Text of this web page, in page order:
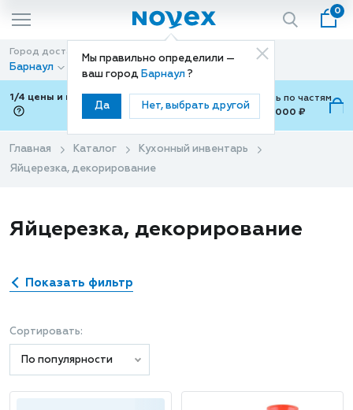
Мы правильно определили —
ваш город Барнаул ?
Да Нет, выбрать другой
0
Город доставки
Барнаул
Способ доставки
Доставка
1/4 цены и покупки ваши с Подели
Можно оплатить по частям
от 700 ₽ до 15,000 ₽
Главная Каталог
Кухонный инвентарь
Яйцерезка, декорирование
Яйцерезка, декорирование
Показать фильтр
Сортировать:
По популярности